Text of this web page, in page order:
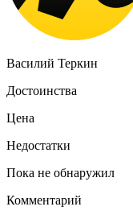
Василий Теркин
Достоинства
Цена
Недостатки
Пока не обнаружил
Комментарий